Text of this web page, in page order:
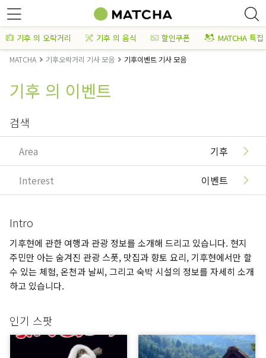
기후 의 오락거리 기후 의 음식 할인쿠폰 MATCHA 특집
MATCHA 기후오락거리 기사 모음 기후이벤트 기사 모음
기후 의 이벤트
검색
Area 기후
Interest 이벤트
Intro
기후현에 관한 여행과 관광 정보를 소개해 드리고 있습니다. 현지
주민만 아는 숨겨진 관광 스폿, 맛집과 향토 요리, 기후현에서만 할
수 있는 체험, 온천과 날씨, 그리고 숙박 시설의 정보를 자세히 소개
하고 있습니다.
인기 스팟